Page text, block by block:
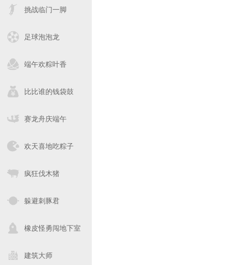
挑战临门一脚
足球泡泡龙
端午欢粽叶香
比比谁的钱袋鼓
赛龙舟庆端午
欢天喜地吃粽子
疯狂伐木猪
躲避刺豚君
橡皮怪勇闯地下室
建筑大师